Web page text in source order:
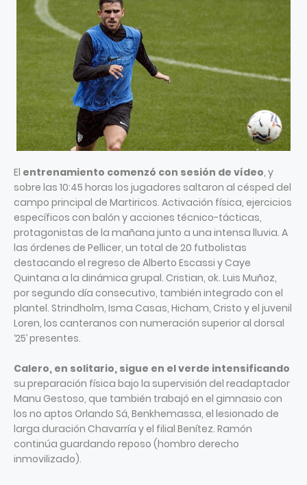
El entrenamiento comenzó con sesión de vídeo, y
sobre las 10:45 horas los jugadores saltaron al césped del
campo principal de Martiricos. Activación física, ejercicios
específicos con balón y acciones técnico-tácticas,
protagonistas de la mañana junto a una intensa lluvia. A
las órdenes de Pellicer, un total de 20 futbolistas
destacando el regreso de Alberto Escassi y Caye
Quintana a la dinámica grupal. Cristian, ok. Luis Muñoz,
por segundo día consecutivo, también integrado con el
plantel. Strindholm, Isma Casas, Hicham, Cristo y el juvenil
Loren, los canteranos con numeración superior al dorsal
‘25’ presentes.
Calero, en solitario, sigue en el verde intensificando
su preparación física bajo la supervisión del readaptador
Manu Gestoso, que también trabajó en el gimnasio con
los no aptos Orlando Sá, Benkhemassa, el lesionado de
larga duración Chavarría y el filial Benítez. Ramón
continúa guardando reposo (hombro derecho
inmovilizado).